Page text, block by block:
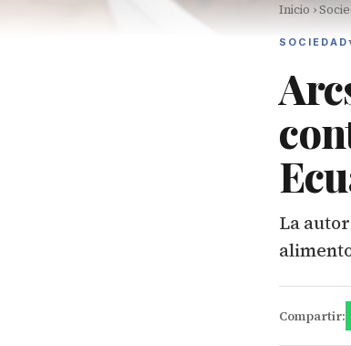
Inicio ›
SOCIEDAD
La
Compartir: